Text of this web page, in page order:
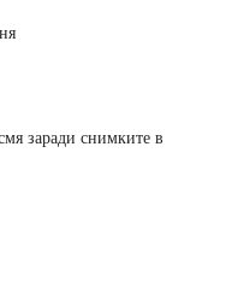
заради снимките в